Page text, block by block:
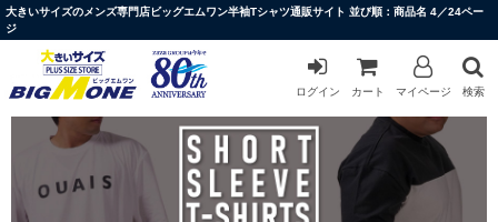
大きいサイズのメンズ専門店ビッグエムワン半袖Tシャツ通販サイト 並び順：商品名 4／24ペー
ジ
ログイン カート マイページ 検索